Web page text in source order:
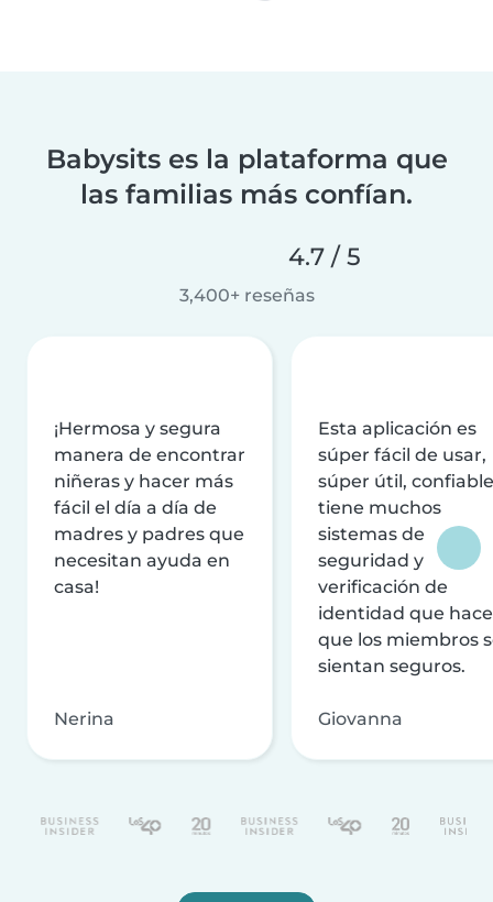
Babysits es la plataforma que
las familias más confían.
4.7 / 5
3,400+ reseñas
¡Hermosa y segura
manera de encontrar
niñeras y hacer más
fácil el día a día de
madres y padres que
necesitan ayuda en
casa!
Nerina
Esta aplicación es
súper fácil de usar,
súper útil,
tiene muchos
sistemas de
seguridad y
verificación de
identidad que
que los miembros
sientan seguros.
Giovanna